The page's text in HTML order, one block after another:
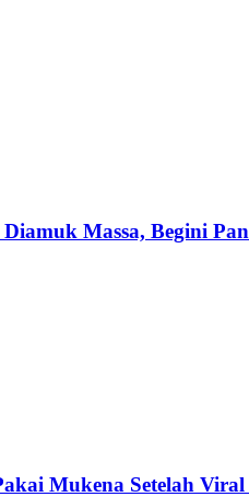
Massa, Begini
Mukena Setelah Viral